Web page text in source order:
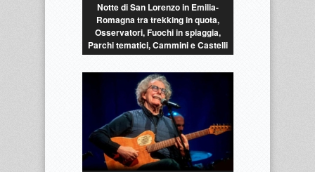
Notte di San Lorenzo in Emilia-
Romagna tra trekking in quota,
Osservatori, Fuochi in spiaggia,
Parchi tematici, Cammini e Castelli